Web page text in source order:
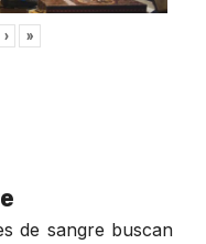
› »
de sangre buscan